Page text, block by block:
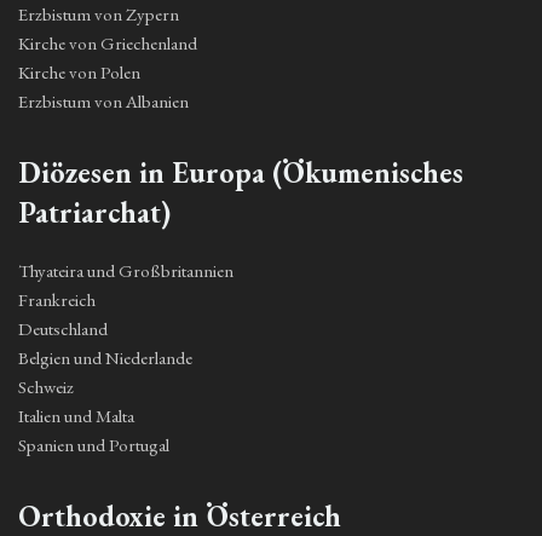
Erzbistum von Zypern
Kirche von Griechenland
Kirche von Polen
Erzbistum von Albanien
Diözesen in Europa (Ökumenisches
Patriarchat)
Thyateira und Großbritannien
Frankreich
Deutschland
Belgien und Niederlande
Schweiz
Italien und Malta
Spanien und Portugal
Orthodoxie in Österreich